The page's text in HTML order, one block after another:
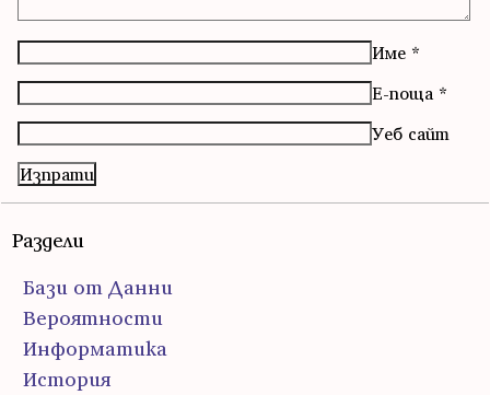
Име *
Е-поща *
Уеб сайт
Раздели
Бази от Данни
Вероятности
Информатика
История